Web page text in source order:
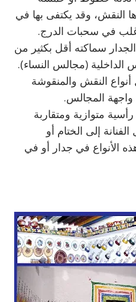
النقش، وقد يكتفى بها في
في سحبات الدرج.
سماكته أقل بكثير من
الداخلية (مجالس النساء).
أنواع النقش والمنقوشة
واجهة المجالس.
متوازية ومتقاربة
إلى الختام أو
الأنواع في جدار أو في